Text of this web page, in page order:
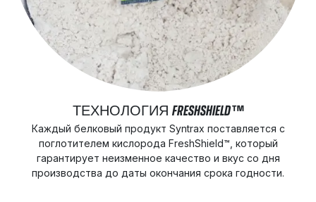
ТЕХНОЛОГИЯ FRESHSHIELD™
Каждый белковый продукт Syntrax поставляется с
поглотителем кислорода FreshShield™, который
гарантирует неизменное качество и вкус со дня
производства до даты окончания срока годности.